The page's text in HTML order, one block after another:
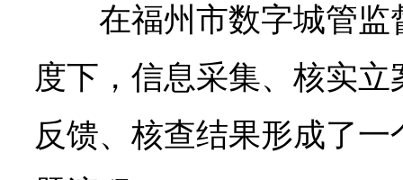
在福州市数字城管
度下，信息采集、核实
反馈、核查结果形成了